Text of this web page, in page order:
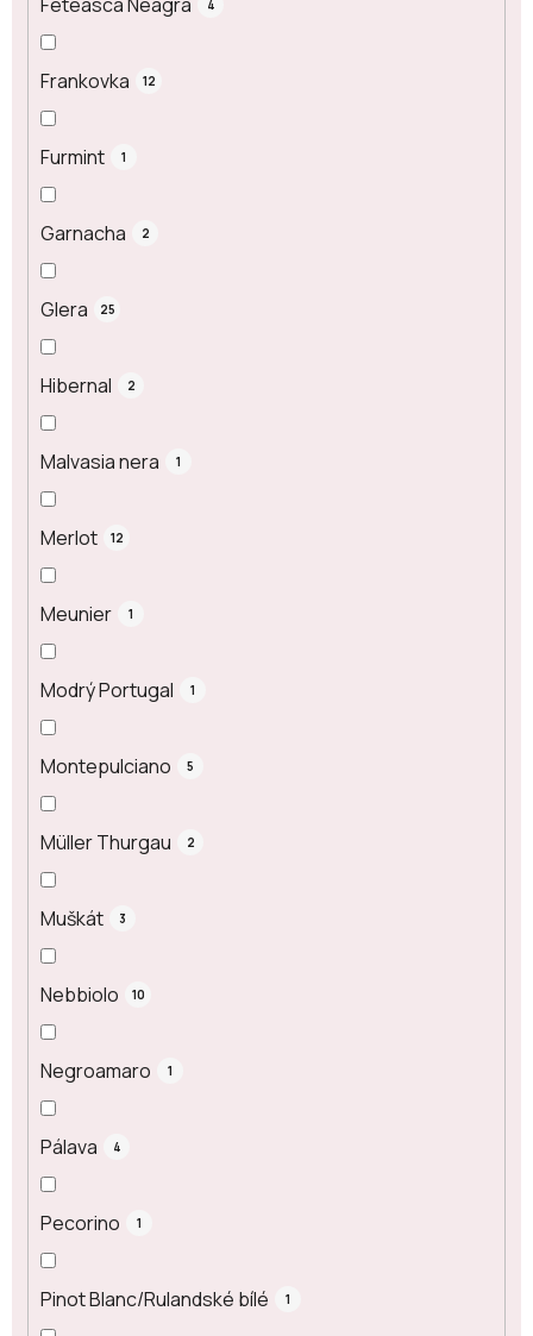
4
Frankovka 12
Furmint 1
Garnacha 2
Glera 25
Hibernal 2
Malvasia nera 1
Merlot 12
Meunier 1
Modrý Portugal 1
Montepulciano 5
Müller Thurgau 2
Muškát 3
Nebbiolo 10
Negroamaro 1
Pálava 4
Pecorino 1
Pinot Blanc/Rulandské bílé 1